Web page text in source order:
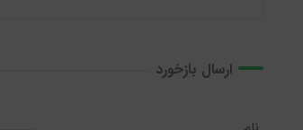
ارسال بازخورد